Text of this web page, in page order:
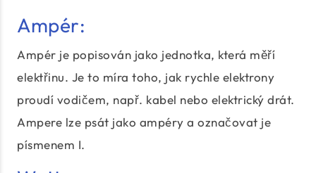
Ampér:
Ampér je popisován jako jednotka, která měří
elektřinu. Je to míra toho, jak rychle elektrony
proudí vodičem, např. kabel nebo elektrický drát.
Ampere lze psát jako ampéry a označovat je
písmenem I.